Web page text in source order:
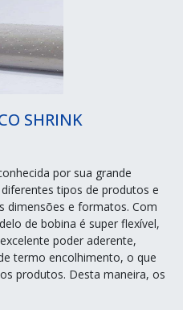
SHRINK
por sua grande
tipos de produtos e
dimensões e formatos. Com
de bobina é super flexível,
poder aderente,
termo encolhimento, o que
produtos. Desta maneira, os